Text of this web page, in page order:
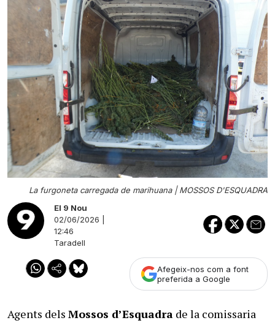
La furgoneta carregada de marihuana |MOSSOS D'ESQUADRA
El 9 Nou
02/06/2026 |
12:46
Taradell
Afegeix-nos com a font
preferida a Google
Agents dels Mossos d’Esquadra de la comissaria